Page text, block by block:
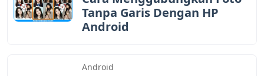
Tanpa Garis Dengan HP
Android
Android